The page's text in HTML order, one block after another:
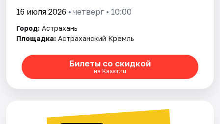
16 июля 2026 • четверг • 10:00
Город: Астрахань
Площадка: Астраханский Кремль
Билеты со скидкой
на Kassir.ru